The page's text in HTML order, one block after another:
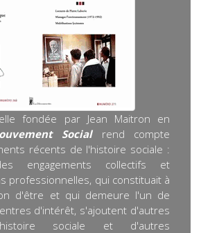
fondée par Jean Maitron en
Socialrend compte
récents de l'histoire sociale :
engagements collectifs et
professionnelles, qui constituait à
d'être et qui demeure l'un de
d'intérêt, s'ajoutent d'autres
sociale et d'autres